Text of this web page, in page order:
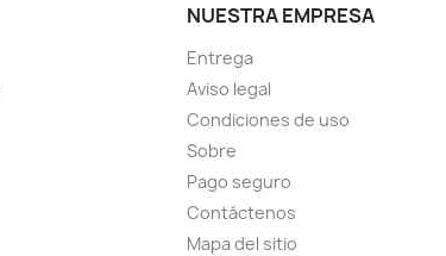
NUESTRA EMPRESA
Entrega
Aviso legal
Condiciones de uso
Sobre
Pago seguro
Contáctenos
Mapa del sitio